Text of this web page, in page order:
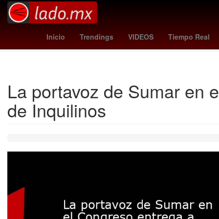
Inicio Trendings VIDEOS Tiempo Real
al-nassr - al ittihad jonathan perez chivas donde ver el super
La portavoz de Sumar en
de Inquilinos